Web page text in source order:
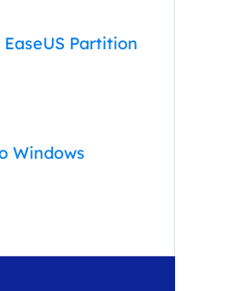
EaseUS Partition
Windows